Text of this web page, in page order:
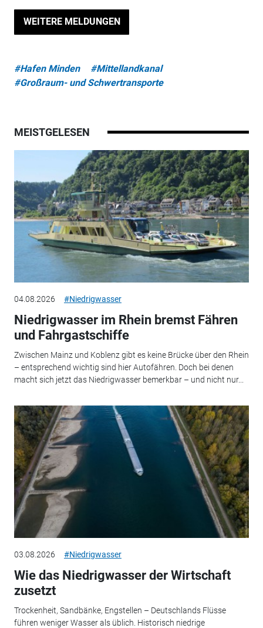
WEITERE MELDUNGEN
#Hafen Minden
#Mittellandkanal
#Großraum- und Schwertransporte
MEISTGELESEN
04.08.2026 #Niedrigwasser
Niedrigwasser im Rhein bremst Fähren
und Fahrgastschiffe
Zwischen Mainz und Koblenz gibt es keine Brücke über den Rhein
– entsprechend wichtig sind hier Autofähren. Doch bei denen
macht sich jetzt das Niedrigwasser bemerkbar – und nicht nur...
03.08.2026 #Niedrigwasser
Wie das Niedrigwasser der Wirtschaft
zusetzt
Trockenheit, Sandbänke, Engstellen – Deutschlands Flüsse
führen weniger Wasser als üblich. Historisch niedrige